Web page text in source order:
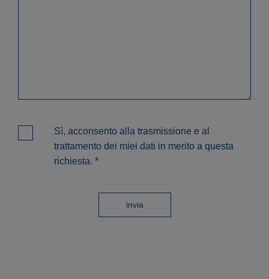
Sì, acconsento alla trasmissione e al
trattamento dei miei dati in merito a questa
richiesta. *
invia